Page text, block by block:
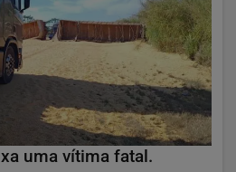
uma vítima fatal.